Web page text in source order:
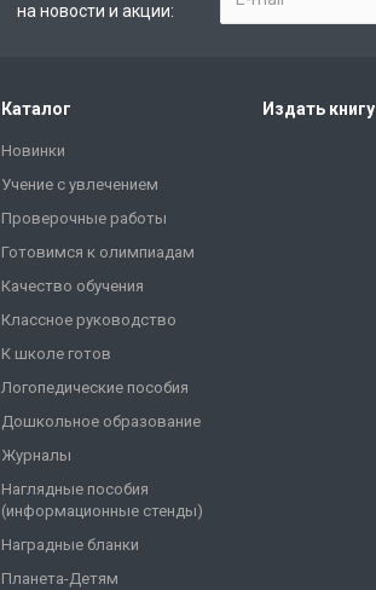
на новости и акции:
Каталог
Новинки
Учение с увлечением
Проверочные работы
Готовимся к олимпиадам
Качество обучения
Классное руководство
К школе готов
Логопедические пособия
Дошкольное образование
Журналы
Наглядные пособия
(информационные стенды)
Наградные бланки
Планета-Детям
Издать книгу